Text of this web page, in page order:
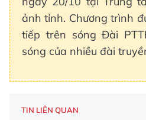
ảnh tỉnh. Chương trình
tiếp trên sóng Đài
sóng của nhiều đài
TIN LIÊN QUAN